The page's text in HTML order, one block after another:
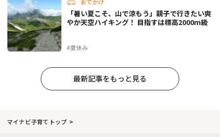
おでかけ
#夏休み
「暑い夏こそ、山で涼もう」親子で行きたい爽
やか天空ハイキング！ 目指すは標高2000m級
最新記事をもっと見る
マイナビ子育てトップ